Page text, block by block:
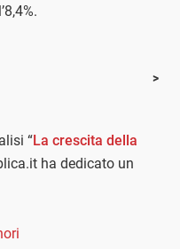
“La crescita della
ha dedicato un